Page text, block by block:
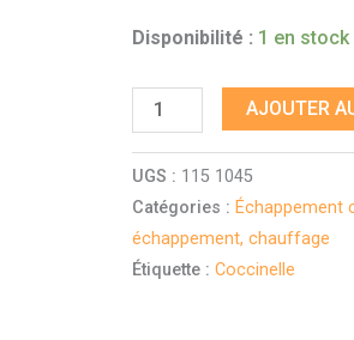
Disponibilité : 1 en
AJOUTER
UGS : 115 1045
Catégories : Échappement
échappement, chauffage
Étiquette :Coccinelle